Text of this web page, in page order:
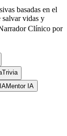
basadas en el
salvar vidas y
Clínico por
Trivia
Mentor IA